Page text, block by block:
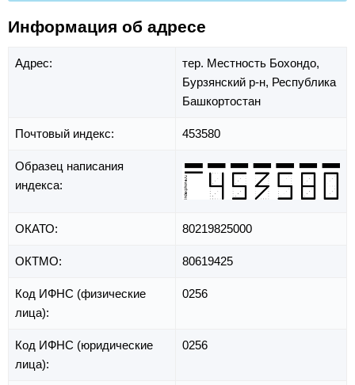
Информация об адресе
Адрес:
тер. Местность Бохондо,
Бурзянский р-н, Республика
Башкортостан
Почтовый индекс: 453580
Образец написания
индекса:
ОКАТО: 80219825000
ОКТМО: 80619425
Код ИФНС (физические
лица):
0256
Код ИФНС (юридические
лица):
0256